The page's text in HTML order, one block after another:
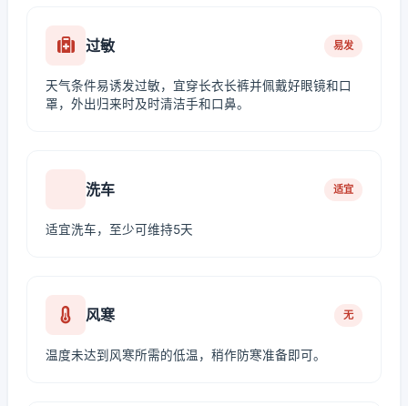
过敏 易发
天气条件易诱发过敏，宜穿长衣长裤并佩戴好眼镜和口
罩，外出归来时及时清洁手和口鼻。
洗车 适宜
适宜洗车，至少可维持5天
风寒 无
温度未达到风寒所需的低温，稍作防寒准备即可。